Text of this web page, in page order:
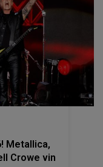
Metallica,
Crowe vin